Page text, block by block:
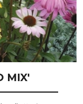
MIX'